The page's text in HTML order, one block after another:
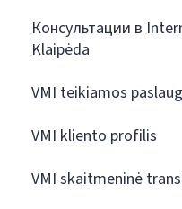
Консультации в
Klaipėda
VMI teikiamos
VMI kliento profilis
VMI skaitmeninė